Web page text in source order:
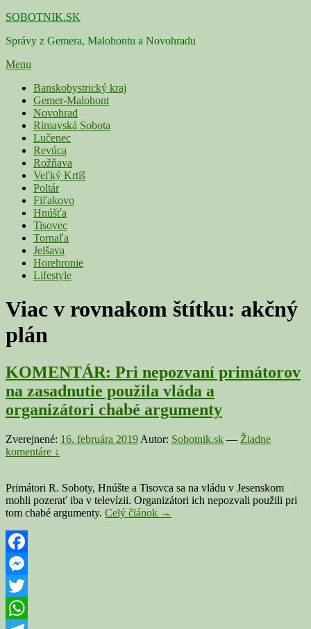
Skip
content
SOBOTNIK.SK
Správy z Gemera, Malohontu a Novohradu
Menu
Primárne
menu
Banskobystrický kraj
Gemer-Malohont
Novohrad
Rimavská Sobota
Lučenec
Revúca
Rožňava
Veľký Krtíš
Poltár
Fiľakovo
Hnúšťa
Tisovec
Tornaľa
Jelšava
Horehronie
Lifestyle
Viac v rovnakom štítku: akčný
plán
KOMENTÁR: Pri nepozvaní primátorov
na zasadnutie použila vláda a
organizátori chabé argumenty
Zverejnené: 16. februára 2019 Autor: Sobotnik.sk — Žiadne
komentáre ↓
Primátori R. Soboty, Hnúšte a Tisovca sa na vládu v Jesenskom
mohli pozerať iba v televízii. Organizátori ich nepozvali použili pri
tom chabé argumenty. Celý článok KOMENTÁR:
→
Facebook
Messenger
Twitter